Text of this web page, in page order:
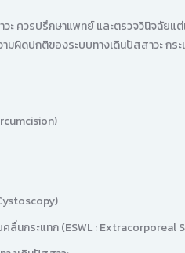
ควรปรึกษาแพทย์ และตรวจวินิจฉัยแต่
มผิดปกติของระบบทางเดินปัสสาวะ กร
ลื่นกระแทก (ESWL : Extracorporeal